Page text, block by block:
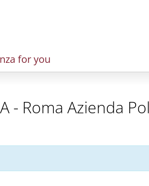
for you
- Roma Azienda